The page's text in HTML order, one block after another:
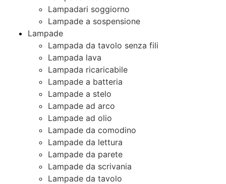
Lampadari soggiorno
Lampade a sospensione
Lampade
Lampada da tavolo senza fili
Lampada lava
Lampada ricaricabile
Lampade a batteria
Lampade a stelo
Lampade ad arco
Lampade ad olio
Lampade da comodino
Lampade da lettura
Lampade da parete
Lampade da scrivania
Lampade da tavolo